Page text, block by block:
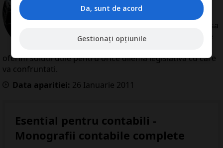
autori cu experienta dovedita pe
domenii precum contabilitate si
fiscalitate. Colectivul si-a propus sa
creeze continut interesant si bine
oferim solutii utile pentru orice dilema legislativa cu care
va confruntati.
Data aparitiei: 26 Ianuarie 2011
Esential pentru contabili -
Monografii contabile complete
Da, sunt de acord
Gestionați opțiunile